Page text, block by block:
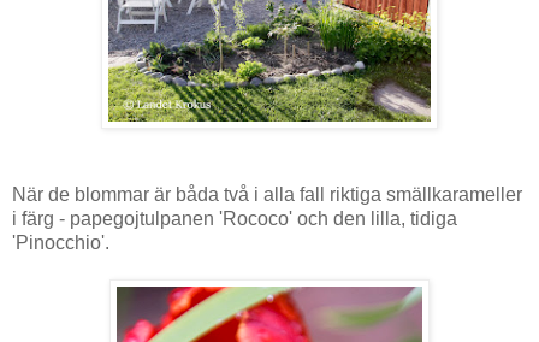
När de blommar är båda två i alla fall riktiga smällkarameller
i färg - papegojtulpanen 'Rococo' och den lilla, tidiga
'Pinocchio'.